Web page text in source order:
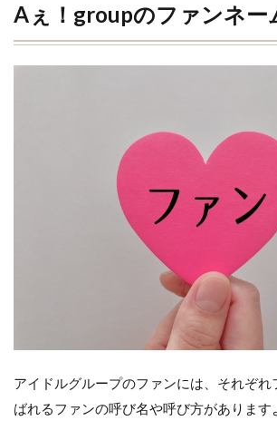
Aぇ！groupのファンネー
アイドルグループのファンには、それぞれ
ばれるファンの呼び名や呼び方があります